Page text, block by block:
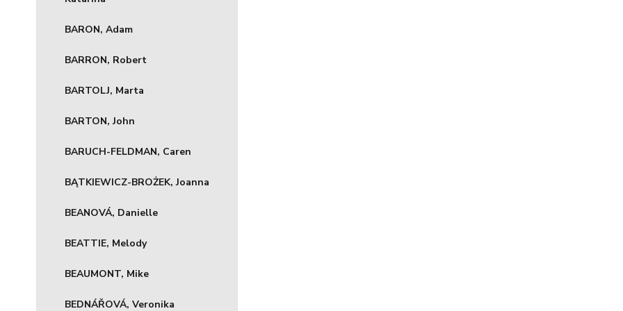
BARON, Adam
BARRON, Robert
BARTOLJ, Marta
BARTON, John
BARUCH-FELDMAN, Caren
BĄTKIEWICZ-BROŻEK, Joanna
BEANOVÁ, Danielle
BEATTIE, Melody
BEAUMONT, Mike
BEDNÁŘOVÁ, Veronika